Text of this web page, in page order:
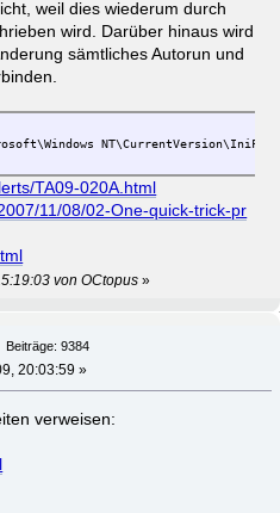
weil dies wiederum durch
wird. Darüber hinaus wird
sämtliches Autorun und
TA09-020A.html
11/08/02-One-quick-trick-pr
von OCtopus »
Beiträge: 9384
20:03:59 »
verweisen: